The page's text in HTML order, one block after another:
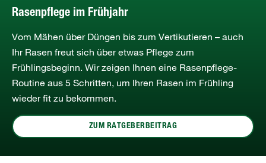
Rasenpflege im Frühjahr
Vom Mähen über Düngen bis zum Vertikutieren – auch
Ihr Rasen freut sich über etwas Pflege zum
Frühlingsbeginn. Wir zeigen Ihnen eine Rasenpflege-
Routine aus 5 Schritten, um Ihren Rasen im Frühling
wieder fit zu bekommen.
ZUM RATGEBERBEITRAG